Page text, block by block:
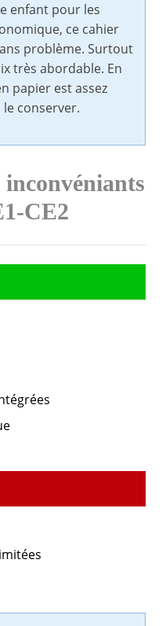
enfant pour les
ce cahier
problème. Surtout
très abordable. En
papier est assez
conserver.
inconvéniants
CE2